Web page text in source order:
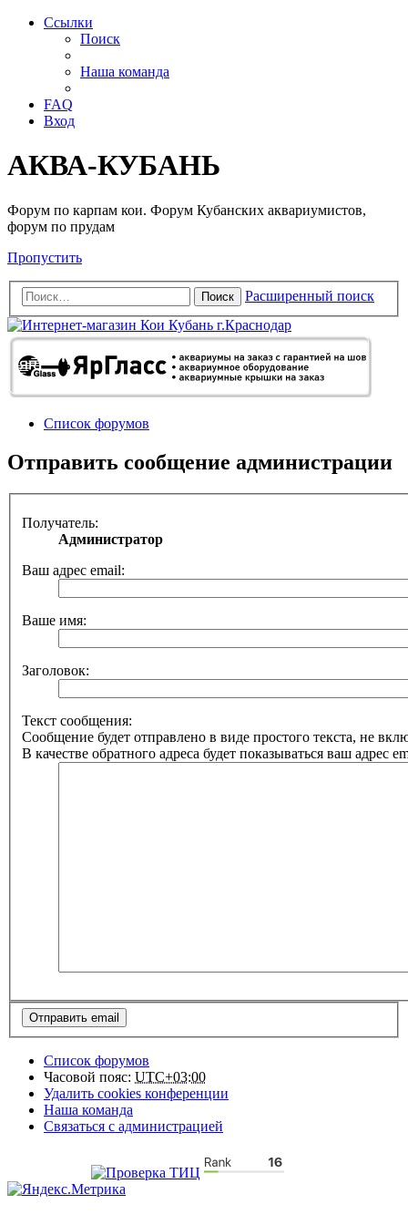
Ссылки
Поиск
Наша команда
FAQ
Вход
АКВА-КУБАНЬ
Форум по карпам кои. Форум Кубанских аквариумистов,
форум по прудам
Пропустить
Поиск Расширенный поиск
Список форумов
Отправить сообщение администрации
Получатель:
Администратор
Ваш адрес email:
Ваше имя:
Заголовок:
Текст сообщения:
Сообщение будет отправлено в виде простого текста, не
В качестве обратного адреса будет показываться ваш адрес
Список форумов
Часовой пояс: UTC+03:00
Удалить cookies конференции
Наша команда
Связаться с администрацией